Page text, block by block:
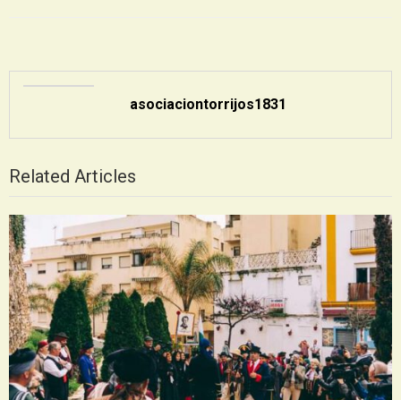
asociaciontorrijos1831
Related Articles